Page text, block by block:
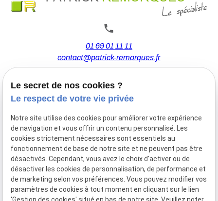
01 69 01 11 11
contact@patrick-remorques.fr
44 Avenue de la Division Leclerc
91160 BALLAINVILLIERS
Du Mardi au Samedi
De 9h00 à 12h30 et de 13h30 à 18h00
Le Lundi sur rendez-vous.
Mentions
Politique de
Gestion
Plan du
Le secret de nos cookies ?
Le respect de votre vie privée
Notre site utilise des cookies pour améliorer votre expérience
de navigation et vous offrir un contenu personnalisé. Les
cookies strictement nécessaires sont essentiels au
fonctionnement de base de notre site et ne peuvent pas être
désactivés. Cependant, vous avez le choix d'activer ou de
désactiver les cookies de personnalisation, de performance et
de marketing selon vos préférences. Vous pouvez modifier vos
paramètres de cookies à tout moment en cliquant sur le lien